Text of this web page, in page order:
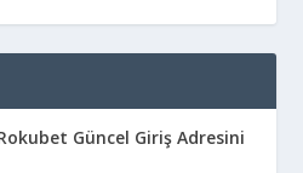
Güncel Giriş Adresini